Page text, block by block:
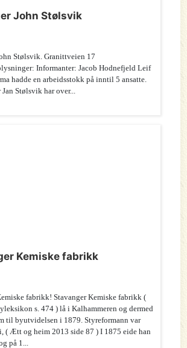
John Stølsvik
Stølsvik. Granittveien 17
Informanter: Jacob Hodnefjeld Leif
hadde en arbeidsstokk på inntil 5 ansatte.
Stølsvik har over...
Kemiske fabrikk
fabrikk! Stavanger Kemiske fabrikk (
s. 474 ) lå i Kalhammeren og dermed
til byutvidelsen i 1879. Styreformann var
( Ætt og heim 2013 side 87 ) I 1875 eide han
på 1...